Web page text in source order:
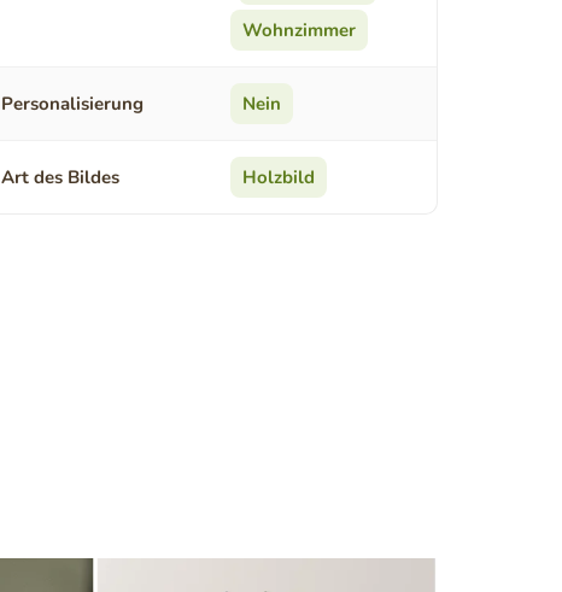
Wohnzimmer
Personalisierung Nein
Art des Bildes Holzbild